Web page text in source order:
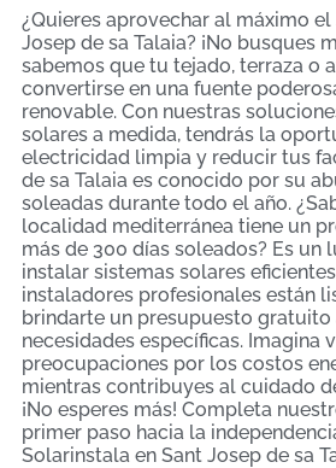
¿Quieres aprovechar al máximo
Josep de sa Talaia? ¡No busques
sabemos que tu tejado, terraza o
convertirse en una fuente
renovable. Con nuestras
solares a medida, tendrás la
electricidad limpia y reducir tus
de sa Talaia es conocido por su
soleadas durante todo el año.
localidad mediterránea tiene un
más de 300 días soleados? Es un
instalar sistemas solares
instaladores profesionales están
brindarte un presupuesto
necesidades específicas. Imagina
preocupaciones por los costos
mientras contribuyes al cuidado
¡No esperes más! Completa
primer paso hacia la
Solarinstala en Sant Josep de sa